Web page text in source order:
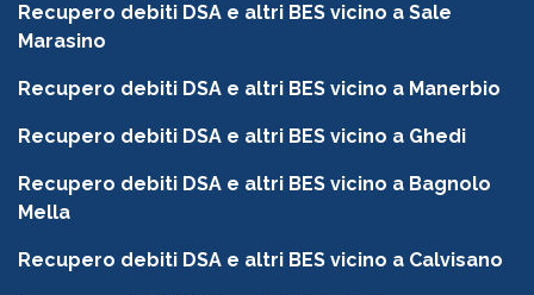
Recupero debiti DSA e altri BES vicino a Sale
Marasino
Recupero debiti DSA e altri BES vicino a Manerbio
Recupero debiti DSA e altri BES vicino a Ghedi
Recupero debiti DSA e altri BES vicino a Bagnolo
Mella
Recupero debiti DSA e altri BES vicino a Calvisano